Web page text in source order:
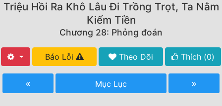
Truyện Mới Ra
Hoàn Thành
Triệu Hồi Ra Khô Lâu Đi Trồng Trọt, Ta Nằm
Kiếm Tiền
Chương 28: Phỏng đoán
Báo Lỗi Theo Dõi Thích (0)
Mục Lục